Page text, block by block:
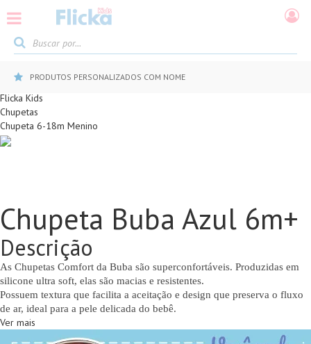
PRODUTOS PERSONALIZADOS COM NOME
Flicka Kids
Chupetas
Chupeta 6-18m Menino
Chupeta Buba Azul 6m+
Descrição
As Chupetas Comfort da Buba são superconfortáveis. Produzidas em
silicone ultra soft, elas são macias e resistentes.
Possuem textura que facilita a aceitação e design que preserva o fluxo
de ar, ideal para a pele delicada do bebê.
Ver mais